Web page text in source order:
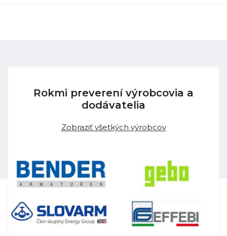
Rokmi preverení výrobcovia a
dodávatelia
Zobraziť všetkých výrobcov